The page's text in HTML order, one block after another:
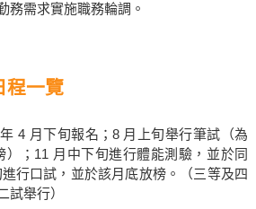
務需求實施職務輪調。
程一覽
4 月下旬報名；8 月上旬舉行筆試（為
）；11 月中下旬進行體能測驗，並於同
行口試，並於該月底放榜。（三等及四
試舉行）